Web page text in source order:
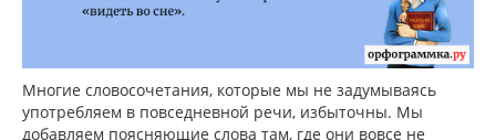
Многие словосочетания, которые мы не задумываясь
употребляем в повседневной речи, избыточны. Мы
добавляем поясняющие слова там, где они вовсе не